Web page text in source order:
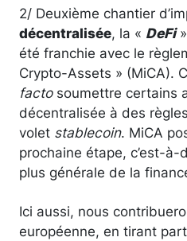
2/ Deuxième chantier
décentralisée, la « DeFi
été franchie avec le
Crypto-Assets » (MiCA).
factosoumettre certains
décentralisée à des
volet stablecoin. MiCA
prochaine étape, c’est-
plus générale de la
Ici aussi, nous
européenne, en tirant